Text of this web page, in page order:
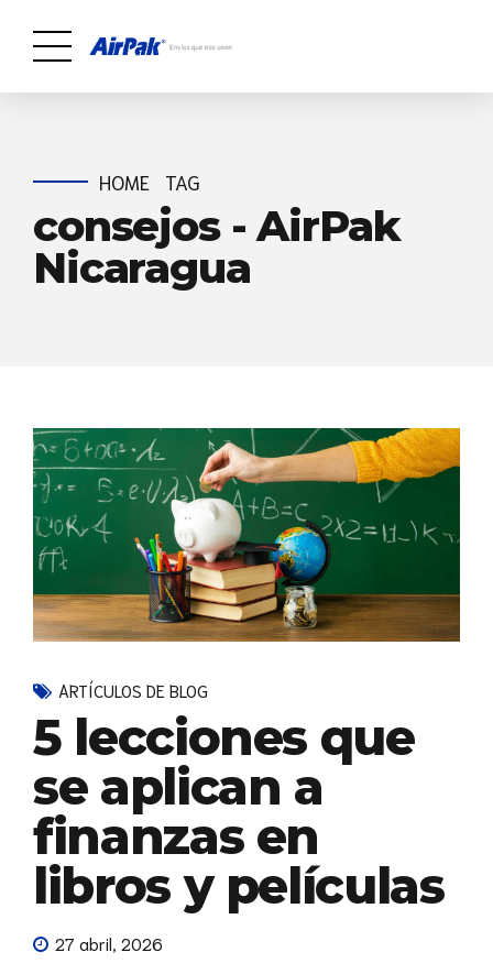
HOME TAG
consejos - AirPak
Nicaragua
ARTÍCULOS DE BLOG
5 lecciones que
se aplican a
finanzas en
libros y películas
27 abril, 2026